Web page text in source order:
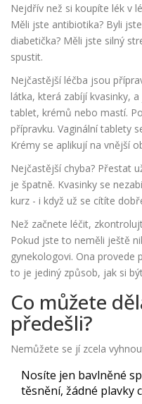
Nejdřív než si koupíte lék v
Měli jste antibiotika? Byli
diabetička? Měli jste silný
spustit.
Nejčastější léčba jsou
látka, která zabíjí kvasinky,
tablet, krémů nebo mastí.
přípravku. Vaginální tablety
Krémy se aplikují na vnější
Nejčastější chyba? Přestat
je špatně. Kvasinky se
kurz - i když už se cítíte
Než začnete léčit,
Pokud jste to neměli ještě
gynekologovi. Ona provede
to je jediný způsob, jak si
Co můžete
předešli?
Nemůžete se jí zcela
Nosíte jen bavlněné
těsnění, žádné plavky